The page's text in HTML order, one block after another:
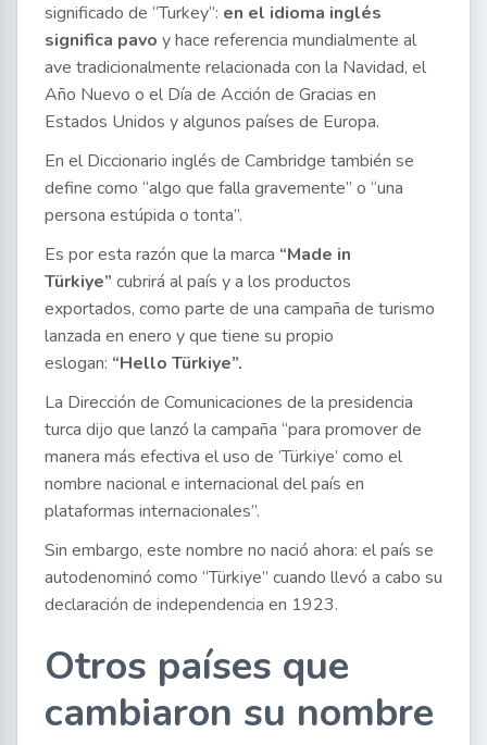
significado de “Turkey”: en el idioma inglés
significa pavo y hace referencia mundialmente al
ave tradicionalmente relacionada con la Navidad, el
Año Nuevo o el Día de Acción de Gracias en
Estados Unidos y algunos países de Europa.
En el Diccionario inglés de Cambridge también se
define como “algo que falla gravemente” o “una
persona estúpida o tonta”.
Es por esta razón que la marca “Made in
Türkiye” cubrirá al país y a los productos
exportados, como parte de una campaña de turismo
lanzada en enero y que tiene su propio
eslogan: “Hello Türkiye”.
La Dirección de Comunicaciones de la presidencia
turca dijo que lanzó la campaña “para promover de
manera más efectiva el uso de ‘Türkiye’ como el
nombre nacional e internacional del país en
plataformas internacionales”.
Sin embargo, este nombre no nació ahora: el país se
autodenominó como “Türkiye” cuando llevó a cabo su
declaración de independencia en 1923.
Otros países que
cambiaron su nombre